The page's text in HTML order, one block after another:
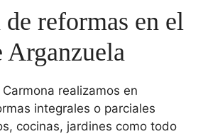
de reformas en el
Arganzuela
realizamos en
integrales o parciales
cocinas, jardines como todo